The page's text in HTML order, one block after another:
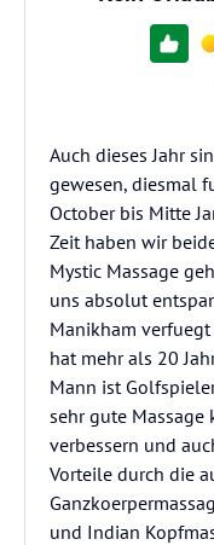
Auch dieses Jahr
gewesen, diesmal
October bis Mitte
Zeit haben wir
Mystic Massage
uns absolut
Manikham
hat mehr als 20
Mann ist
sehr gute
verbessern und
Vorteile durch die
und Indian